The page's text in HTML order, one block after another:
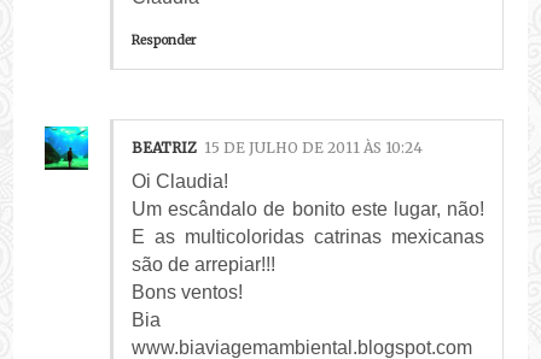
Responder
BEATRIZ 15 DE JULHO DE 2011 ÀS 10:24
Oi Claudia!
Um escândalo de bonito este lugar, não!
E as multicoloridas catrinas mexicanas
são de arrepiar!!!
Bons ventos!
Bia
www.biaviagemambiental.blogspot.com